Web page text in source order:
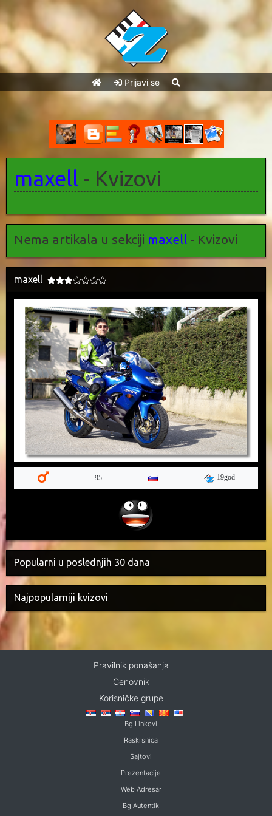
Prijavi se
maxell - Kvizovi
Nema artikala u sekciji maxell - Kvizovi
maxell
95 19god
Popularni u poslednjih 30 dana
Najpopularniji kvizovi
Pravilnik ponašanja
Cenovnik
Korisničke grupe
Bg Linkovi
Raskrsnica
Sajtovi
Prezentacije
Web Adresar
Bg Autentik